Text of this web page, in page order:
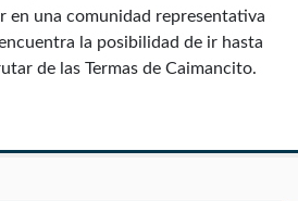
en una comunidad representativa
la posibilidad de ir hasta
de las Termas de Caimancito.